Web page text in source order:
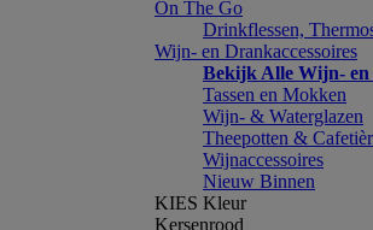
On The Go
Drinkflessen,
Wijn- en Drankaccessoires
Bekijk Alle Wijn- en
Tassen en Mokken
Wijn- & Waterglazen
Theepotten &
Wijnaccessoires
Nieuw Binnen
KIES Kleur
Kersenrood